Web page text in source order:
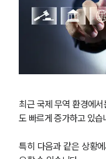
사
관세
최근 국제 무역 환경에
도 빠르게 증가하고 있습
특히 다음과 같은 상황